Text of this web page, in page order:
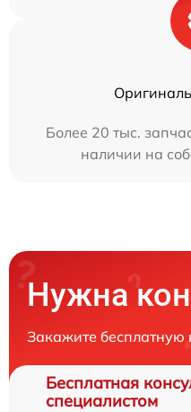
Более 20 тыс.
наличии на
Нужна
Закажите бесплатную
Бесплатная
специалистом